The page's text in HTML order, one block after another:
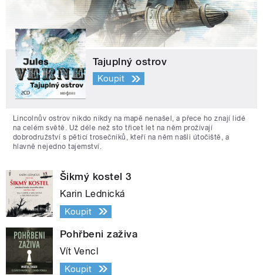
Tajuplný ostrov
Koupit
Lincolnův ostrov nikdo nikdy na mapě nenašel, a přece ho znají lidé
na celém světě. Už déle než sto třicet let na něm prožívají
dobrodružství s pěticí trosečníků, kteří na něm našli útočiště, a
hlavně nejedno tajemství.
Šikmý kostel 3
Karin Lednická
Koupit
Pohřbeni zaživa
Vít Vencl
Koupit